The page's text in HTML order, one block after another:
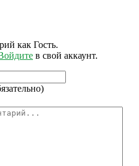
как Гость.
в свой аккаунт.